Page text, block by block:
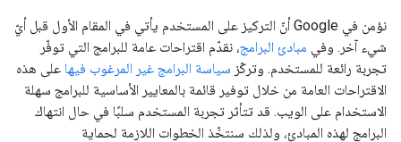
نؤمن في Google أنّ التركيز على المستخدم يأتي في المقام الأول قبل أيّ
شيء آخر. وفي مبادئ البرامج، نقدّم اقتراحات عامة للبرامج التي توفّر
تجربة رائعة للمستخدم. وتركّز سياسة البرامج غير المرغوب فيها على هذه
الاقتراحات العامة من خلال توفير قائمة بالمعايير الأساسية للبرامج سهلة
الاستخدام على الويب. قد تتأثر تجربة المستخدم سلبًا في حال انتهاك
البرامج لهذه المبادئ، ولذلك سنتخّذ الخطوات اللازمة لحماية